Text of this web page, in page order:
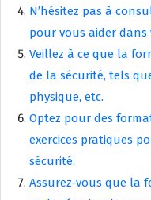
N’hésitez pas à
pour vous aider
Veillez à ce que la
de la sécurité, tels
physique, etc.
Optez pour des
exercices pratiques
sécurité.
Assurez-vous que la